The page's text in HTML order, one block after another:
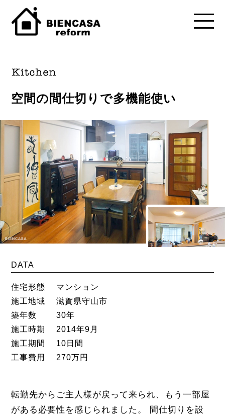
空間の間仕切りで多機能使い
DATA
住宅形態
マンション
施工地域
滋賀県守山市
築年数
30年
施工時期
2014年9月
施工期間
10日間
工事費用
270万円
転勤先からご主人様が戻って来られ、もう一部屋
がある必要性を感じられました。 間仕切りを設